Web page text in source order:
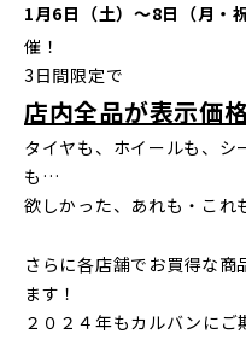
1月6日（土）～8日（月・祝
催！
3日間限定で
店内全品が表示価
タイヤも、ホイールも、シ
も…
欲しかった、あれも・こ
さらに各店舗でお買得な商
ます！
２０２４年もカルバンにご